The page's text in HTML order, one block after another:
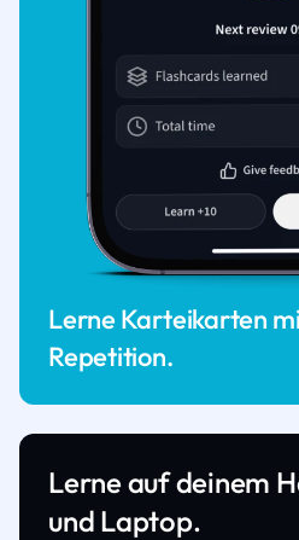
Lerne Karteikarten
Repetition.
Lerne auf deinem
und Laptop.